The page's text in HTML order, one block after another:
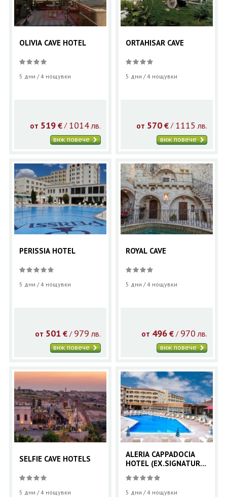
OLIVIA CAVE HOTEL
5 дни / 4 нощувки
от 519 €/ 1014 лв.
виж повече
ORTAHISAR CAVE
5 дни / 4 нощувки
от 570 € / 1115 лв.
виж повече
PERISSIA HOTEL
5 дни / 4 нощувки
от 501 €/ 979 лв.
виж повече
ROYAL CAVE
5 дни / 4 нощувки
от 496 € / 970 лв.
виж повече
SELFIE CAVE HOTELS
5 дни / 4 нощувки
ALERIA CAPPADOCIA
HOTEL (EX.SIGNATURE
GARDEN HOTEL)
5 дни / 4 нощувки